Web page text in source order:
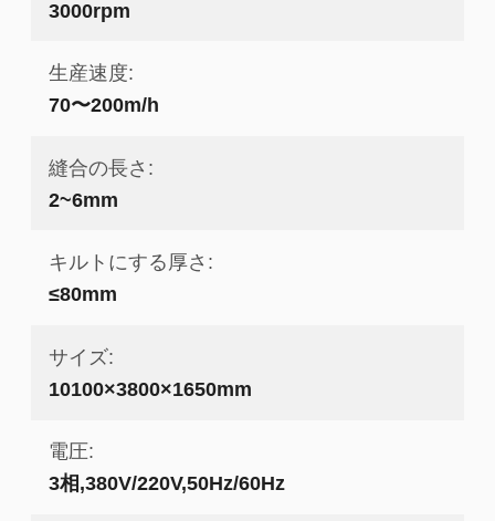
3000rpm
生産速度:
70〜200m/h
縫合の長さ:
2~6mm
キルトにする厚さ:
≤80mm
サイズ:
10100×3800×1650mm
電圧:
3相,380V/220V,50Hz/60Hz